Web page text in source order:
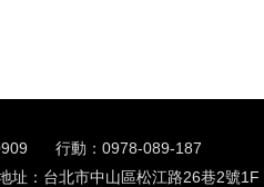
行動：0978-089-187
址：台北市中山區松江路26巷2號1F